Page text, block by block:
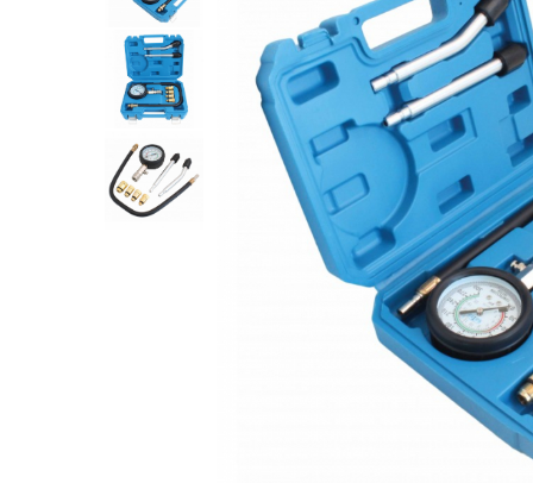
Clesti autoblocanti
Clesti pentru sertizat
Clesti pentru sigurante
Clesti reglabili pentru tevi
Clesti service auto
Clesti universali
Clima/Aer conditionat